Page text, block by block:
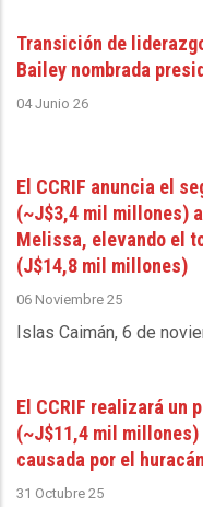
Transición de
Bailey nombrada
04 Junio 26
El CCRIF anuncia el
(~J$3,4 mil millones)
Melissa, elevando el
(J$14,8 mil millones)
06 Noviembre 25
Islas Caimán, 6 de
El CCRIF realizará un
(~J$11,4 mil
causada por el
31 Octubre 25